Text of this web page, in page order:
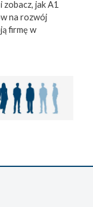
zobacz, jak A1
na rozwój
firmę w